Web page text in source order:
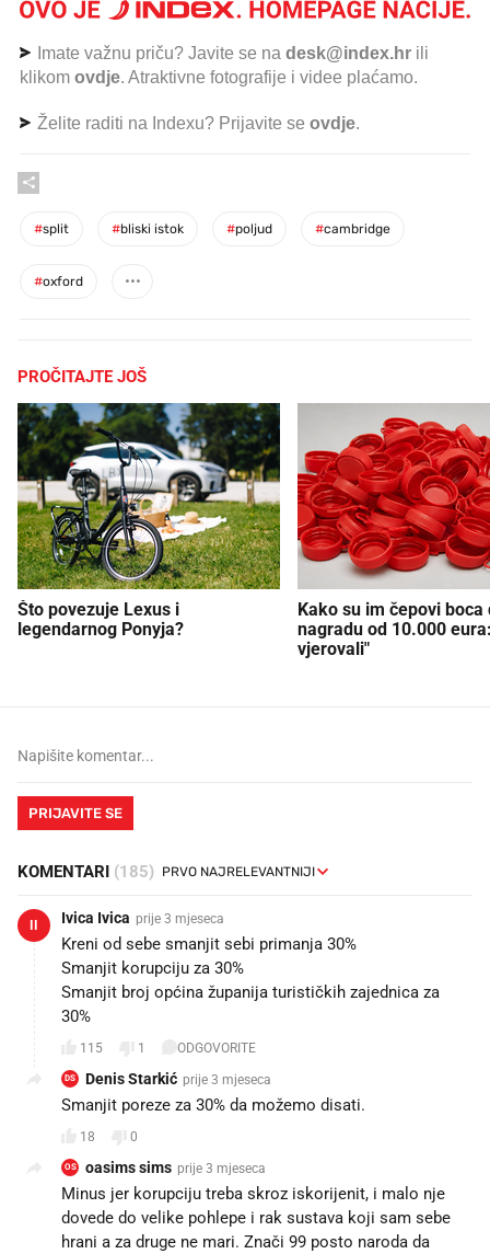
Imate važnu priču? Javite se na desk@index.hr ili
klikom ovdje. Atraktivne fotografije i videe plaćamo.
Želite raditi na Indexu? Prijavite se ovdje.
#split #bliski istok #poljud #cambridge
#oxford
PROČITAJTE JOŠ
Što povezuje Lexus i
legendarnog Ponyja?
Kako su im čepovi boca
nagradu od 10.000
vjerovali"
PRIJAVITE SE
KOMENTARI (185)
II Ivica Ivica prije 3 mjeseca
Kreni od sebe smanjit sebi primanja 30%
Smanjit korupciju za 30%
Smanjit broj općina županija turističkih zajednica za
30%
115 1 ODGOVORITE
DS Denis Starkić prije 3 mjeseca
Smanjit poreze za 30% da možemo disati.
18 0
OS oasims sims prije 3 mjeseca
Minus jer korupciju treba skroz iskorijenit, i malo nje
dovede do velike pohlepe i rak sustava koji sam sebe
hrani a za druge ne mari. Znači 99 posto naroda da